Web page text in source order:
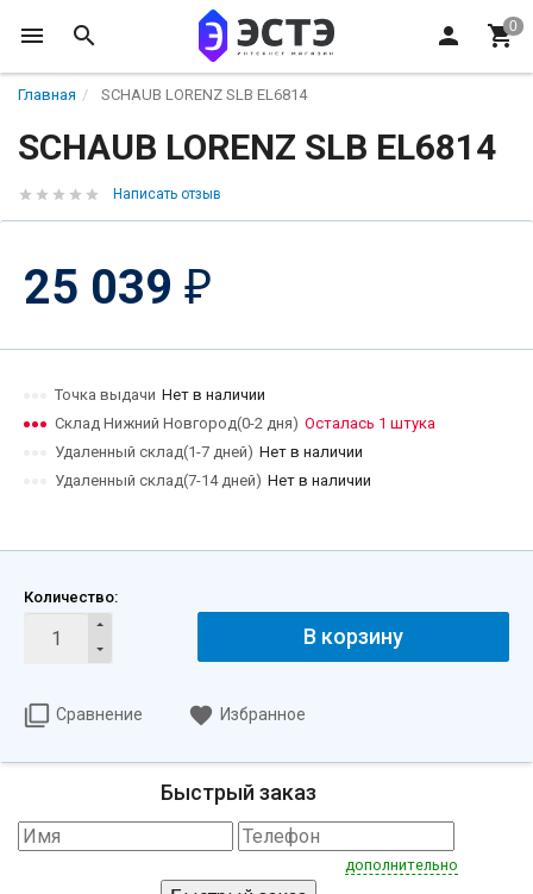
Главная SCHAUB LORENZ SLB EL6814
SCHAUB LORENZ SLB EL6814
Написать отзыв
25 039 ₽
Точка выдачи Нет в наличии
Склад Нижний Новгород(0-2 дня) Осталась 1 штука
Удаленный склад(1-7 дней) Нет в наличии
Удаленный склад(7-14 дней) Нет в наличии
Количество:
В корзину
Сравнение Избранное
Быстрый заказ
дополнительно